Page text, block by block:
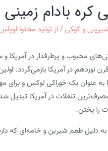
کره بادام
و کوکی/ ازتولید محتوا
محبوب و پرطرفدار در
عنوان یک خوراکی لوکس و برای
تنقلات در آمریکا
را پختن.
به دلیل طعم شیرین و خامه‌ای که